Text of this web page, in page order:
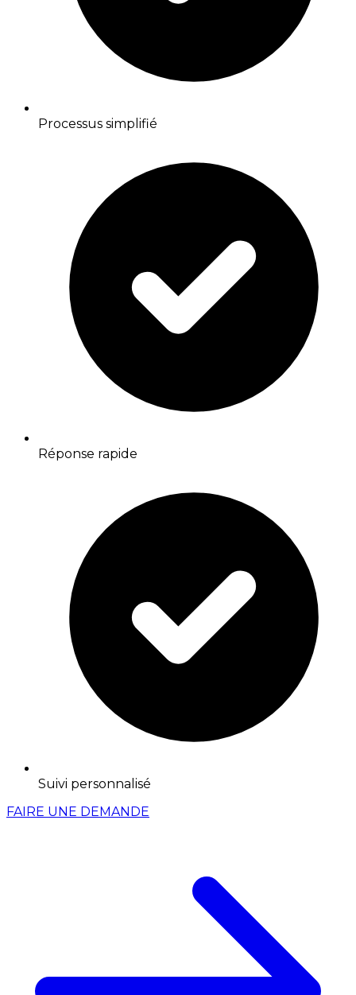
Processus simplifié
Réponse rapide
Suivi personnalisé
FAIRE UNE DEMANDE